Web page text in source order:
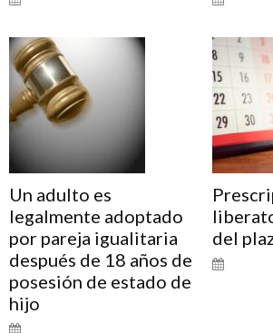
Un adulto es
legalmente adoptado
por pareja igualitaria
después de 18 años de
posesión de estado de
hijo
del